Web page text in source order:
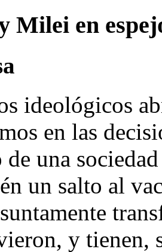
Milei en
ideológicos
en las
de una
un salto al
y tienen,